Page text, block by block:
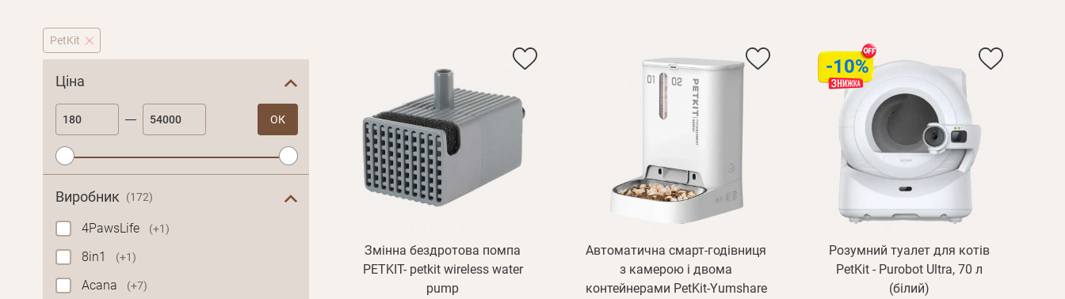
PetKit
Ціна
ОК
Виробник (172)
4PawsLife (+1)
8in1 (+1)
Acana (+7)
Змінна бездротова помпа
PETKIT- petkit wireless water
pump
Автоматична смарт-годівниця
з камерою і двома
контейнерами PetKit-Yumshare
-10%
Розумний туалет для котів
PetKit - Purobot Ultra, 70 л
(білий)